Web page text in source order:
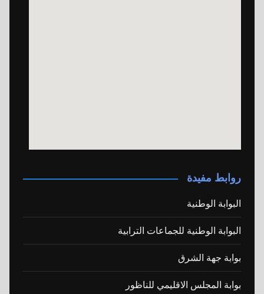
روابط مفيدة
البوابة الوطنية
البوابة الوطنية للجماعات الترابية
بوابة جهة الشرق
بوابة المجلس الاقليمي للناظور